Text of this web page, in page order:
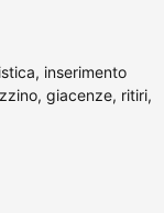
inserimento
giacenze, ritiri,